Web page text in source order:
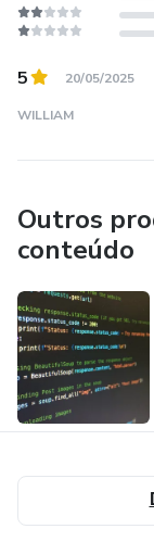
5 20/05/2025
WILLIAM
Outros
conteúdo